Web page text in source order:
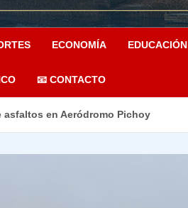
ECONOMÍA EDUCACIÓN
📧 CONTACTO
asfaltos en Aeródromo Pichoy